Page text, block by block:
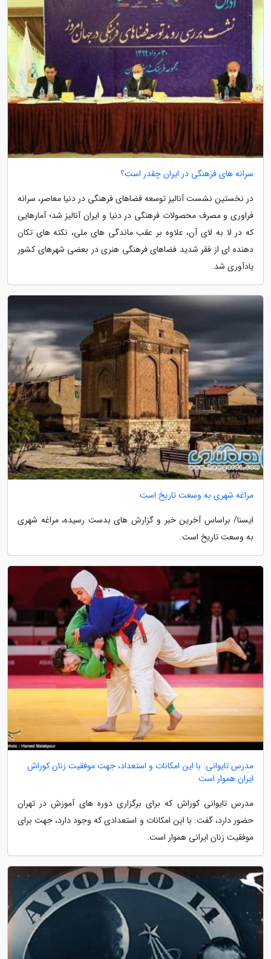
سرانه های فرهنگی در ایران چقدر است؟
در نخستین نشست آنالیز توسعه فضاهای فرهنگی در دنیا معاصر، سرانه
فراوری و مصرف محصولات فرهنگی در دنیا و ایران آنالیز شد؛ آمارهایی
که در لا به لای آن، علاوه بر عقب ماندگی های ملی، نکته های تکان
دهنده ای از فقر شدید فضاهای فرهنگی هنری در بعضی شهرهای کشور
یادآوری شد.
مراغه شهری به وسعت تاریخ است
ایسنا/ براساس آخرین خبر و گزارش های بدست رسیده، مراغه شهری
به وسعت تاریخ است.
مدرس تایوانی: با این امکانات و استعداد، جهت موفقیت زنان کوراش
ایران هموار است
مدرس تایوانی کوراش که برای برگزاری دوره های آموزش در تهران
حضور دارد، گفت: با این امکانات و استعدادی که وجود دارد، جهت برای
موفقیت زنان ایرانی هموار است.